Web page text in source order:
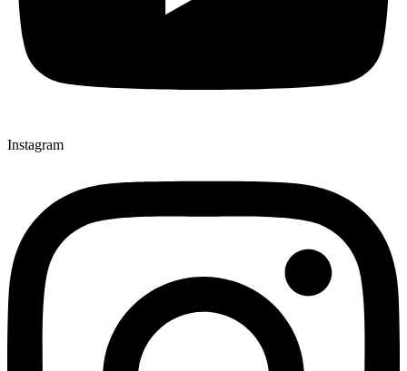
Instagram